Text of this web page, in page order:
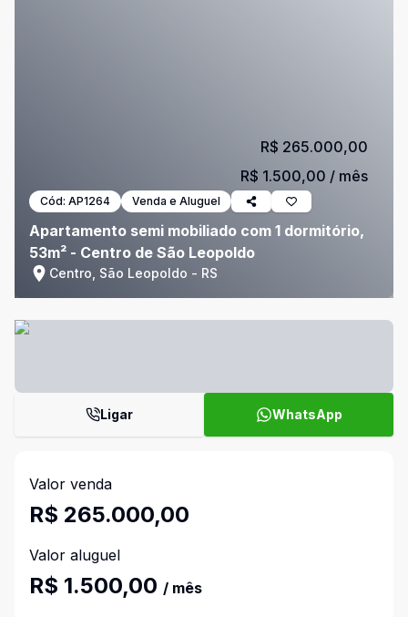
Cód: AP1264 Venda e Aluguel
Apartamento semi mobiliado com 1 dormitório,
53m² - Centro de São Leopoldo
Centro, São Leopoldo - RS
R$ 265.000,00
R$ 1.500,00 / mês
Ligar WhatsApp
Valor venda
R$ 265.000,00
Valor aluguel
R$ 1.500,00 / mês